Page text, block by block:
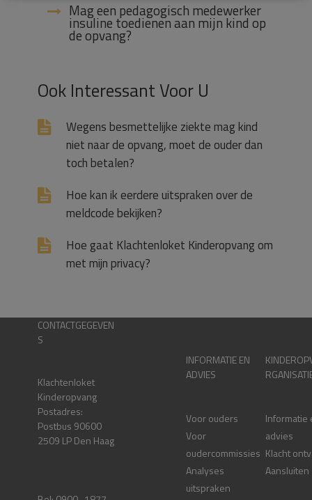
Mag een pedagogisch medewerker
insuline toedienen aan mijn kind op
de opvang?
Ook Interessant Voor U
Wegens besmettelijke ziekte mag kind
niet naar de opvang, moet de ouder dan
toch betalen?
Hoe kan ik eerdere uitspraken over de
meldcode bekijken?
Hoe gaat Klachtenloket Kinderopvang om
met mijn privacy?
CONTACTGEGEVEN
S
Klachtenloket
Kinderopvang
Postadres:
Postbus 90600
2509 LP Den Haag
INFORMATIE EN
ADVIES
Voor ouders
Voor
oudercommissies
Analyses
uitspraken
Informatie
advies
Klacht
Aansluiten